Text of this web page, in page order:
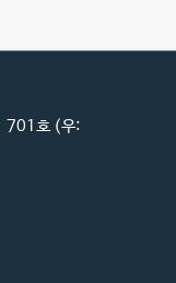
701호 (우: